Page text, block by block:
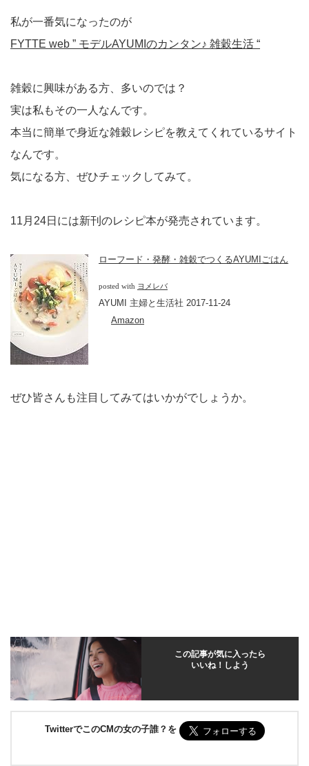
私が一番気になったのが
FYTTE web ” モデルAYUMIのカンタン♪ 雑穀生活 “
雑穀に興味がある方、多いのでは？
実は私もその一人なんです。
本当に簡単で身近な雑穀レシピを教えてくれているサイト
なんです。
気になる方、ぜひチェックしてみて。
11月24日には新刊のレシピ本が発売されています。
ローフード・発酵・雑穀でつくるAYUMIごはん
posted with ヨメレバ
AYUMI 主婦と生活社 2017-11-24
Amazon
ぜひ皆さんも注目してみてはいかがでしょうか。
この記事が気に入ったら
いいね！しよう
TwitterでこのCMの女の子誰？を